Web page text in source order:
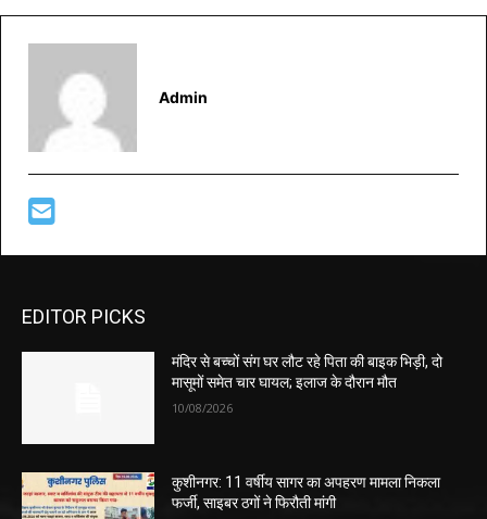
Admin
EDITOR PICKS
मंदिर से बच्चों संग घर लौट रहे पिता की बाइक भिड़ी, दो
मासूमों समेत चार घायल; इलाज के दौरान मौत
10/08/2026
कुशीनगर: 11 वर्षीय सागर का अपहरण मामला निकला
फर्जी, साइबर ठगों ने फिरौती मांगी